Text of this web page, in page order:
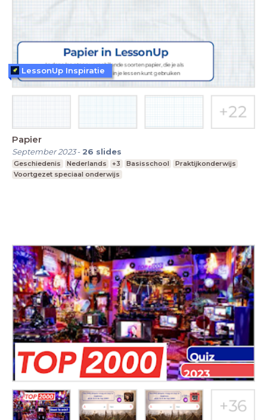
Papier
September 2023- 26 slides
Geschiedenis Nederlands +3 Basisschool
Praktijkonderwijs
Voortgezet speciaal onderwijs
LessonUp Inspiratie